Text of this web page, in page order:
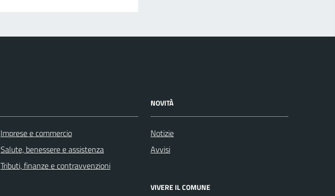
Imprese e commercio
Salute, benessere e assistenza
Tributi, finanze e contravvenzioni
NOVITÀ
Notizie
Avvisi
VIVERE IL COMUNE